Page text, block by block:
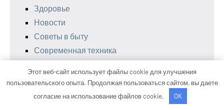
Здоровье
Новости
Советы в быту
Современная техника
Этот веб-сайт использует файлы cookie для улучшения
пользовательского опыта. Продолжая пользоваться сайтом, вы даете
согласие на использование файлов cookie.
OK